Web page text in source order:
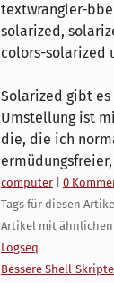
textwrangler-
solarized,
colors-solarized
Solarized gibt
Umstellung ist
die, die ich
Kategorien:
computer
0
Tags für diesen
Artikel mit ähnlichen
Logseq
Bessere Shell-Skripte